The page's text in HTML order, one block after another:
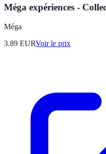
Méga expériences -
Méga
3.89 EURVoir le prix